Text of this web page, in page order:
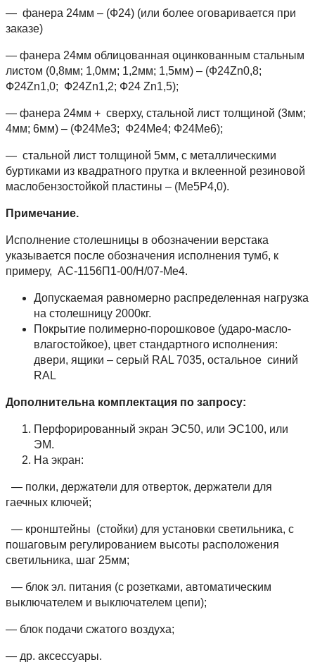
— фанера 24мм – (Ф24) (или более оговаривается при
заказе)
— фанера 24мм облицованная оцинкованным стальным
листом (0,8мм; 1,0мм; 1,2мм; 1,5мм) – (Ф24Zn0,8;
Ф24Zn1,0; Ф24Zn1,2; Ф24 Zn1,5);
— фанера 24мм + сверху, стальной лист толщиной (3мм;
4мм; 6мм) – (Ф24Ме3; Ф24Ме4; Ф24Ме6);
— стальной лист толщиной 5мм, с металлическими
буртиками из квадратного прутка и вклеенной резиновой
маслобензостойкой пластины – (Ме5Р4,0).
Примечание.
Исполнение столешницы в обозначении верстака
указывается после обозначения исполнения тумб, к
примеру, АС-1156П1-00/Н/07-Ме4.
Допускаемая равномерно распределенная нагрузка
на столешницу 2000кг.
Покрытие полимерно-порошковое (ударо-масло-
влагостойкое), цвет стандартного исполнения:
двери, ящики – серый RAL 7035, остальное синий
RAL
Дополнительна комплектация по запросу:
Перфорированный экран ЭС50, или ЭС100, или
ЭМ.
На экран:
— полки, держатели для отверток, держатели для
гаечных ключей;
— кронштейны (стойки) для установки светильника, с
пошаговым регулированием высоты расположения
светильника, шаг 25мм;
— блок эл. питания (с розетками, автоматическим
выключателем и выключателем цепи);
— блок подачи сжатого воздуха;
— др. аксессуары.